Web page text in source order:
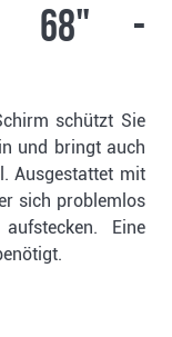
68" -
schützt Sie
und bringt auch
Ausgestattet mit
sich problemlos
Eine